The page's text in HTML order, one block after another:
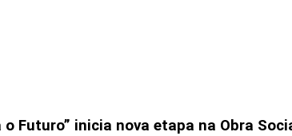
Futuro” inicia nova etapa na Obra